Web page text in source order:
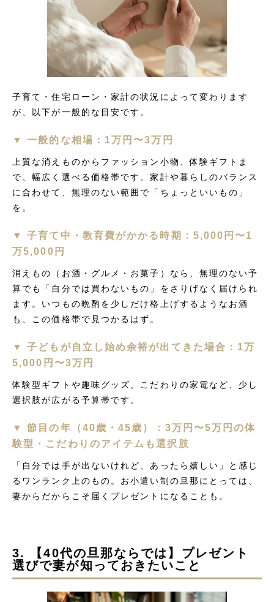
子育て・住宅ローン・家計の状況によって変わります
が、以下が一般的な目安です。
▼ 一般的な相場：1万円〜3万円
上質な消えものからファッション小物、体験ギフトま
で、幅広く選べる価格帯です。家計や暮らしのバランス
に合わせて、無理のない範囲で「ちょっといいもの」
を。
▼ 子育て中・教育費がかかる時期：5,000円〜1
万5,000円
消えもの（お酒・グルメ・お菓子）なら、無理のない予
算でも「自分では買わないもの」をさりげなく届けられ
ます。いつもの晩酌を少しだけ格上げするようなお酒
も、この価格帯で見つかるはず。
▼ 子どもが自立し始め余裕が出てきた場合：1万
5,000円〜3万円
体験型ギフトや趣味グッズ、こだわりの家電など、少し
選択肢が広がる予算帯です。
▼ 節目の年（40歳・45歳）：3万円〜5万円の体
験型・こだわりのアイテムも選択肢
「自分では手が出ないけれど、あったら嬉しい」と感じ
るワンランク上のもの。お小遣い制の旦那にとっては、
妻からだからこそ届くプレゼントになることも。
3. 【40代の旦那ならでは】プレゼント
選びで妻が知っておきたいこと